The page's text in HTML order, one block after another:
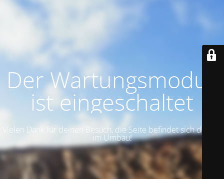
Der Wartungsmodus
ist eingeschaltet
Vielen Dank für deinen Besuch, die Seite befindet sich derzeit
im Umbau!